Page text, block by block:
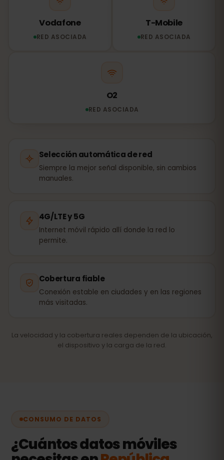
Vodafone
RED ASOCIADA
T-Mobile
RED ASOCIADA
O2
RED ASOCIADA
Selección automática de red
Siempre la mejor señal disponible, sin cambios
manuales.
4G/LTE y 5G
Internet móvil rápido allí donde la red lo
permite.
Cobertura fiable
Conexión estable en ciudades y en las regiones
más visitadas.
La velocidad y la cobertura reales dependen de la ubicación,
el dispositivo y la carga de la red.
CONSUMO DE DATOS
¿Cuántos datos móviles